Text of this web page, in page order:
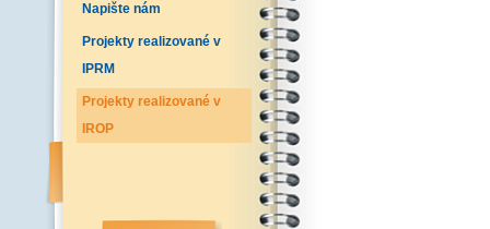
Napište nám
Projekty realizované v
IPRM
Projekty realizované v
IROP